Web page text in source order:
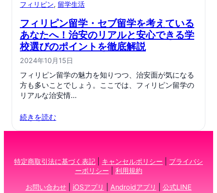
フィリピン, 留学生活
フィリピン留学・セブ留学を考えている
あなたへ！治安のリアルと安心できる学
校選びのポイントを徹底解説
2024年10月15日
フィリピン留学の魅力を知りつつ、治安面が気になる
方も多いことでしょう。ここでは、フィリピン留学の
リアルな治安情…
続きを読む
特定商取引法に基づく表記 キャンセルポリシー
プライバシ
ーポリシー
利用規約
お問い合わせ| iOSアプリ Androidアプリ 公式LINE